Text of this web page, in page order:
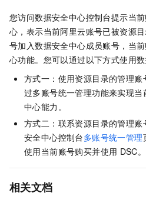
您访问数据安全中心控制台提示当
心，表示当前阿里云账号已被资源
号加入数据安全中心成员账号，当
心功能。您可以通过以下方式使用
方式一：使用资源目录的管理
过多账号统一管理功能来实现
中心能力。
方式二：联系资源目录的管理
安全中心控制台多账号统一管理
使用当前账号购买并使用 DSC。
相关文档